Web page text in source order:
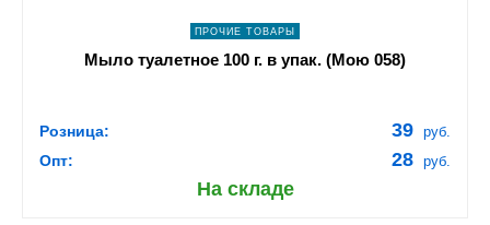
ПРОЧИЕ ТОВАРЫ
Мыло туалетное 100 г. в упак. (Мою 058)
Розница: 39 руб.
Опт: 28 руб.
На складе